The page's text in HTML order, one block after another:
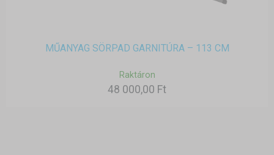
MŰANYAG SÖRPAD GARNITÚRA – 113 CM
Raktáron
48 000,00 Ft